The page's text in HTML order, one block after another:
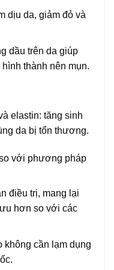
dịu da, giảm đỏ và
dầu trên da giúp
thành nên mụn.
elastin: tăng sinh
da bị tổn thương.
với phương pháp
điều trị, mang lại
hơn so với các
không cần lạm dụng